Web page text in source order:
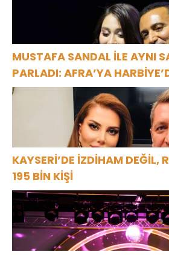
MUSTAFA SANDAL İLE AYNI
PARLADI: AFRA’YA
KAYSERİ’DE İZDİHAM DEĞİL,
195 BİN KİŞİ